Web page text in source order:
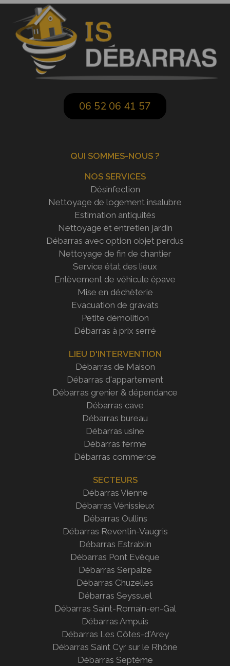
06 52 06 41 57
QUI SOMMES-NOUS ?
NOS SERVICES
Désinfection
Nettoyage de logement insalubre
Estimation antiquités
Nettoyage et entretien jardin
Débarras avec option objet perdus
Nettoyage de fin de chantier
Service état des lieux
Enlèvement de véhicule épave
Mise en déchèterie
Evacuation de gravats
Petite démolition
Débarras à prix serré
LIEU D'INTERVENTION
Débarras de Maison
Débarras d'appartement
Débarras grenier & dépendance
Débarras cave
Débarras bureau
Débarras usine
Débarras ferme
Débarras commerce
SECTEURS
Débarras Vienne
Débarras Vénissieux
Débarras Oullins
Débarras Reventin-Vaugris
Débarras Estrablin
Débarras Pont Evêque
Débarras Serpaize
Débarras Chuzelles
Débarras Seyssuel
Débarras Saint-Romain-en-Gal
Débarras Ampuis
Débarras Les Côtes-d'Arey
Débarras Saint Cyr sur le Rhône
Débarras Septème